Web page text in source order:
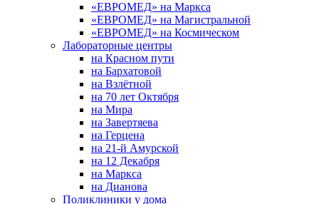
«ЕВРОМЕД» на Маркса
«ЕВРОМЕД» на Магистральной
«ЕВРОМЕД» на Космическом
Лабораторные центры
на Красном пути
на Бархатовой
на Взлётной
на 70 лет Октября
на Мира
на Завертяева
на Герцена
на 21-й Амурской
на 12 Декабря
на Маркса
на Дианова
Поликлиники у дома